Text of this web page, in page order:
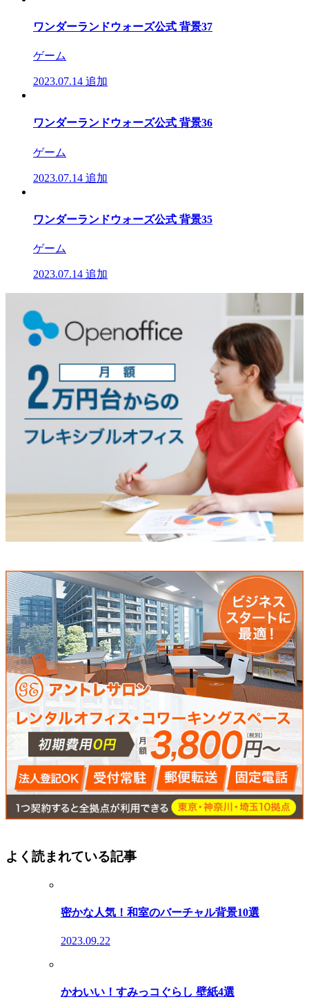
ワンダーランドウォーズ公式 背景37
ゲーム
2023.07.14 追加
ワンダーランドウォーズ公式 背景36
ゲーム
2023.07.14 追加
ワンダーランドウォーズ公式 背景35
ゲーム
2023.07.14 追加
よく読まれている記事
密かな人気！和室のバーチャル背景10選
2023.09.22
かわいい！すみっコぐらし 壁紙4選